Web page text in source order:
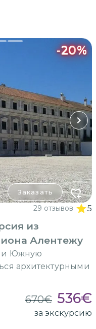
-20%
Заказать
29 отзывов 5
из
Алентежу
и Южную
архитектурными
670€ 536€
за экскурсию